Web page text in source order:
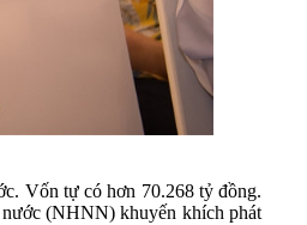
Vốn tự có hơn 70.268 tỷ đồng.
(NHNN) khuyến khích phát